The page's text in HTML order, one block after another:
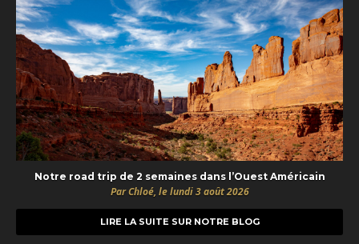
Notre road trip de 2 semaines dans l’Ouest Américain
Par Chloé, le lundi 3 août 2026
LIRE LA SUITE SUR NOTRE BLOG